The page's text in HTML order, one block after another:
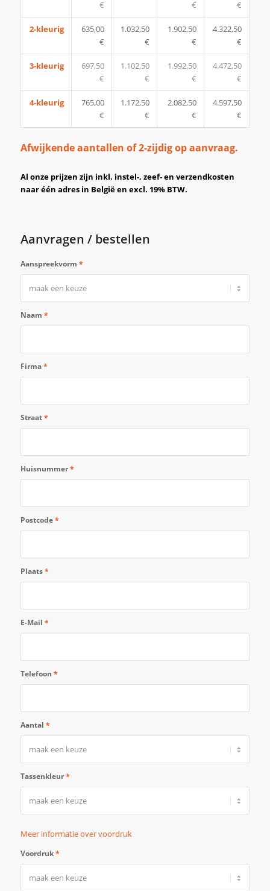
€ € €
2-kleurig
635,00
€
1.032,50
€
1.902,50
€
4.322,50
€
3-kleurig
697,50
€
1.102,50
€
1.992,50
€
4.472,50
€
4-kleurig
765,00
€
1.172,50
€
2.082,50
€
4.597,50
€
Afwijkende aantallen of 2-zijdig op aanvraag.
Al onze prijzen zijn inkl. instel-, zeef- en verzendkosten
naar één adres in België en excl. 19% BTW.
Aanvragen / bestellen
Aanspreekvorm *
Naam *
Firma*
Straat*
Huisnummer*
Postcode*
Plaats*
E-Mail *
Telefoon *
Aantal *
Tassenkleur*
Meer informatie over voordruk
Voordruk*